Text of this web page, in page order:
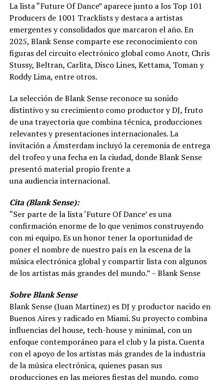
La lista “Future Of Dance” aparece junto a los Top 101
Producers de 1001 Tracklists y destaca a artistas
emergentes y consolidados que marcaron el año. En
2025, Blank Sense comparte ese reconocimiento con
figuras del circuito electrónico global como Anotr, Chris
Stussy, Beltran, Carlita, Disco Lines, Kettama, Toman y
Roddy Lima, entre otros.
La selección de Blank Sense reconoce su sonido
distintivo y su crecimiento como productor y DJ, fruto
de una trayectoria que combina técnica, producciones
relevantes y presentaciones internacionales. La
invitación a Ámsterdam incluyó la ceremonia de entrega
del trofeo y una fecha en la ciudad, donde Blank Sense
presentó material propio frente a
una audiencia internacional.
Cita (Blank Sense):
“Ser parte de la lista ‘Future Of Dance’ es una
confirmación enorme de lo que venimos construyendo
con mi equipo. Es un honor tener la oportunidad de
poner el nombre de nuestro país en la escena de la
música electrónica global y compartir lista con algunos
de los artistas más grandes del mundo.” – Blank Sense
Sobre Blank Sense
Blank Sense (Juan Martinez) es DJ y productor nacido en
Buenos Aires y radicado en Miami. Su proyecto combina
influencias del house, tech-house y minimal, con un
enfoque contemporáneo para el club y la pista. Cuenta
con el apoyo de los artistas más grandes de la industria
de la música electrónica, quienes pasan sus
producciones en las mejores fiestas del mundo, como